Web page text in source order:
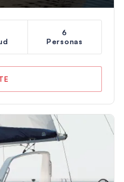
6
Personas